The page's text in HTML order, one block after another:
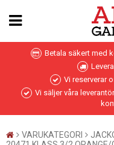
Betala säkert med
Vi reserverar
Vi säljer våra
VARUKATEGORI